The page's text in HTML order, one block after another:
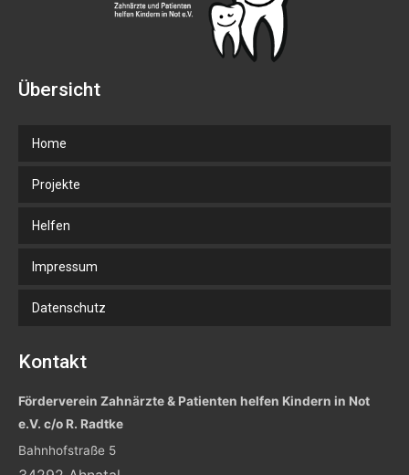
Übersicht
Home
Projekte
Helfen
Impressum
Datenschutz
Kontakt
Förderverein Zahnärzte & Patienten helfen Kindern in Not
e.V. c/o R. Radtke
Bahnhofstraße 5